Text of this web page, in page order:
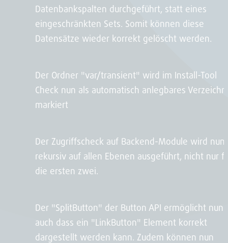
Datenbankspalten durchgeführt, statt eines
eingeschränkten Sets. Somit können diese
Datensätze wieder korrekt gelöscht werden.
Der Ordner "var/transient" wird im Install-Tool
Check nun als automatisch anlegbares
markiert
Der Zugriffscheck auf Backend-Module wird nun
rekursiv auf allen Ebenen ausgeführt, nicht nur
die ersten zwei.
Der "SplitButton" der Button API ermöglicht nun
auch dass ein "LinkButton" Element korrekt
dargestellt werden kann. Zudem können nun